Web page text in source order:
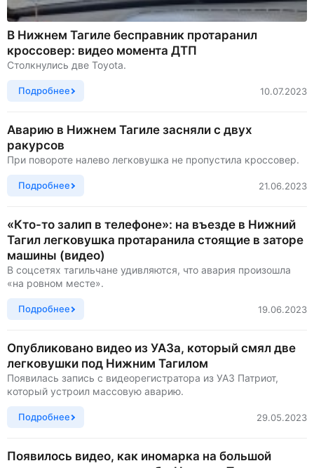
В Нижнем Тагиле бесправник протаранил
кроссовер: видео момента ДТП
Столкнулись две Toyota.
Подробнее 10.07.2023
Аварию в Нижнем Тагиле засняли с двух
ракурсов
При повороте налево легковушка не пропустила кроссовер.
Подробнее 21.06.2023
«Кто-то залип в телефоне»: на въезде в Нижний
Тагил легковушка протаранила стоящие в заторе
машины (видео)
В соцсетях тагильчане удивляются, что авария произошла
«на ровном месте».
Подробнее 19.06.2023
Опубликовано видео из УАЗа, который смял две
легковушки под Нижним Тагилом
Появилась запись с видеорегистратора из УАЗ Патриот,
который устроил массовую аварию.
Подробнее 29.05.2023
Появилось видео, как иномарка на большой